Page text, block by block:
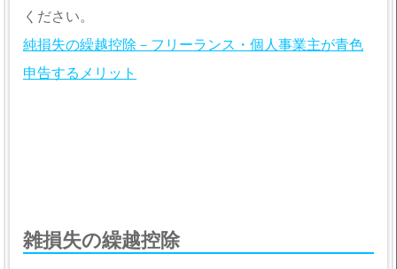
ください。
純損失の繰越控除－フリーランス・個人事業主が青色
申告するメリット
雑損失の繰越控除